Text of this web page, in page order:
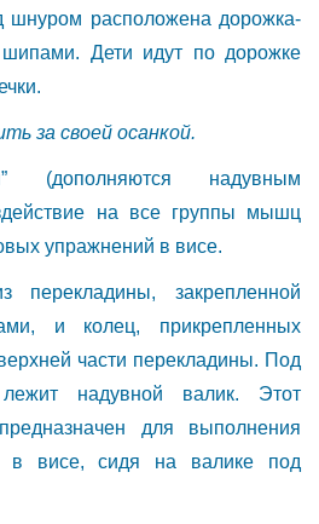
шнуром расположена дорожка-
Дети идут по дорожке
за своей осанкой.
(дополняются надувным
на все группы мышц
упражнений в висе.
перекладины, закрепленной
и колец, прикрепленных
части перекладины. Под
надувной валик. Этот
для выполнения
в висе, сидя на валике под